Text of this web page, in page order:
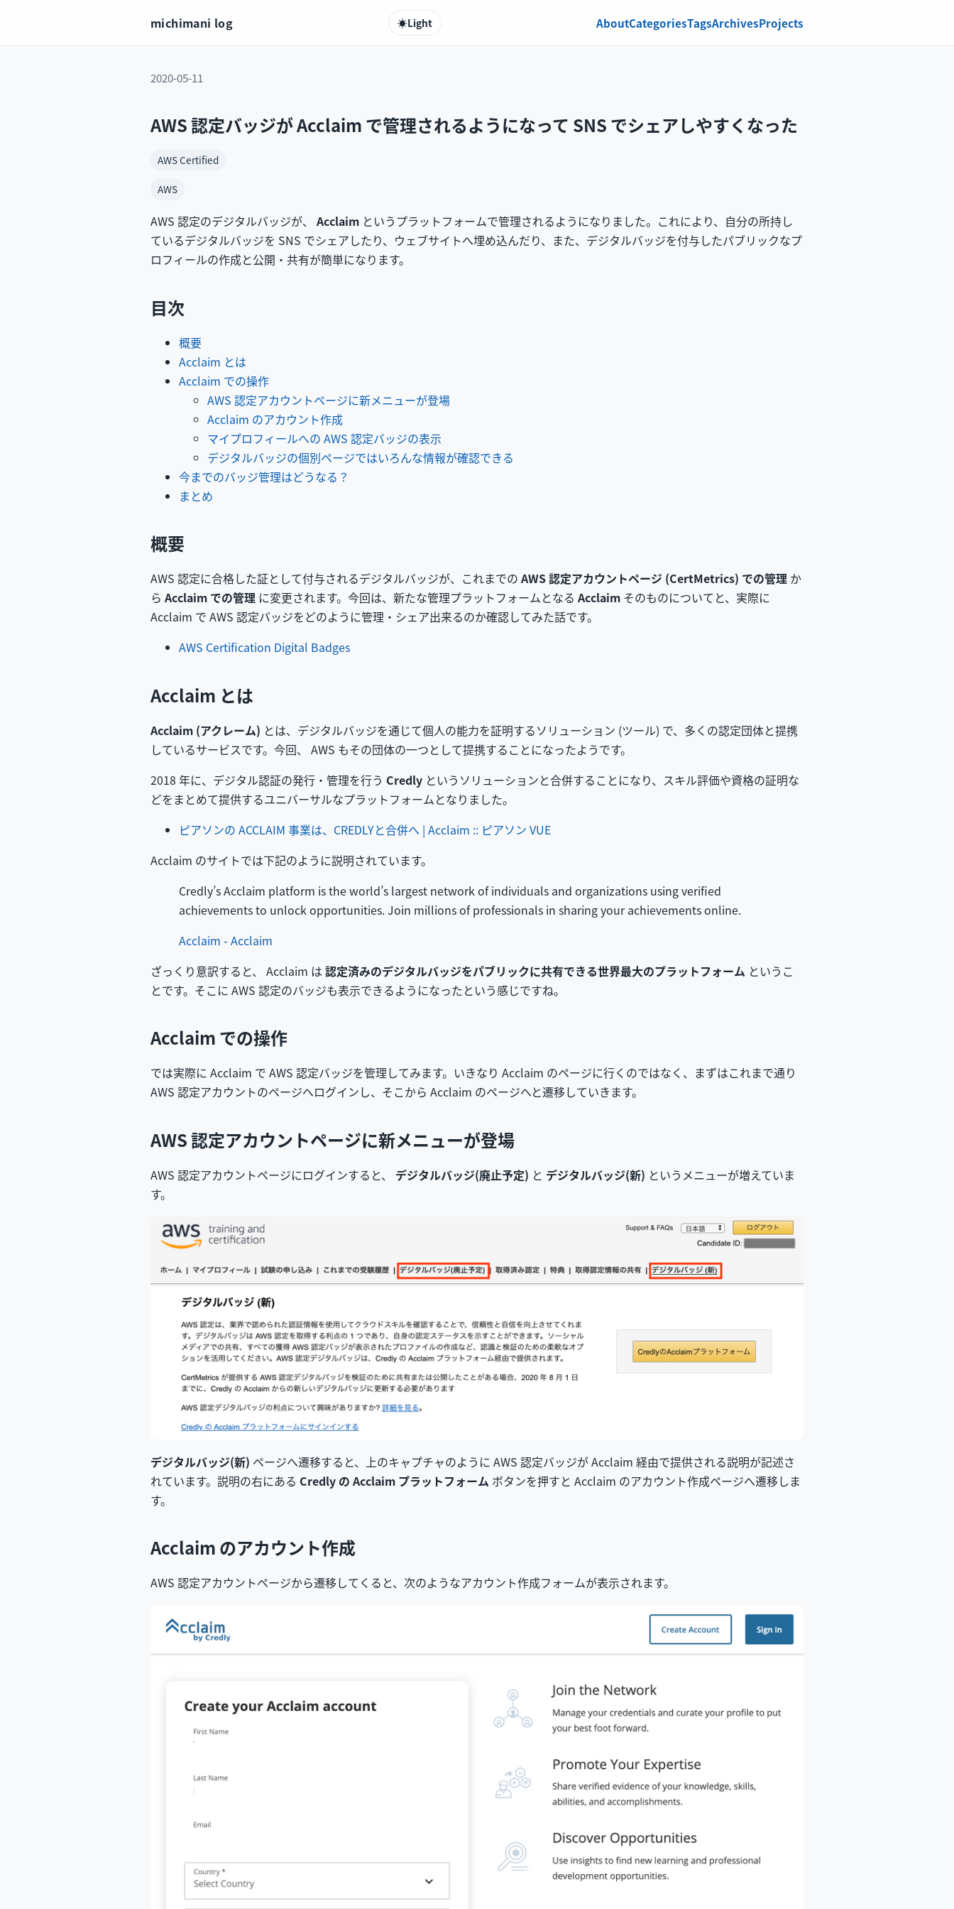
michimani log ☀️Light AboutCategoriesTagsArchivesProjects
2020-05-11
AWS 認定バッジが Acclaim で管理されるようになって SNS でシェアしやすくなった
AWS Certified
AWS
AWS 認定のデジタルバッジが、 Acclaim というプラットフォームで管理されるようになりました。これにより、自分の所持し
ているデジタルバッジを SNS でシェアしたり、ウェブサイトへ埋め込んだり、また、デジタルバッジを付与したパブリックなプ
ロフィールの作成と公開・共有が簡単になります。
目次
概要
Acclaim とは
Acclaim での操作
AWS 認定アカウントページに新メニューが登場
Acclaim のアカウント作成
マイプロフィールへの AWS 認定バッジの表示
デジタルバッジの個別ページではいろんな情報が確認できる
今までのバッジ管理はどうなる？
まとめ
概要
AWS 認定に合格した証として付与されるデジタルバッジが、これまでの AWS 認定アカウントページ (CertMetrics) での管理 か
ら Acclaim での管理 に変更されます。今回は、新たな管理プラットフォームとなる Acclaim そのものについてと、実際に
Acclaim で AWS 認定バッジをどのように管理・シェア出来るのか確認してみた話です。
AWS Certification Digital Badges
Acclaim とは
Acclaim (アクレーム) とは、デジタルバッジを通じて個人の能力を証明するソリューション (ツール) で、多くの認定団体と提携
しているサービスです。今回、 AWS もその団体の一つとして提携することになったようです。
2018 年に、デジタル認証の発行・管理を行う Credly というソリューションと合併することになり、スキル評価や資格の証明な
どをまとめて提供するユニバーサルなプラットフォームとなりました。
ピアソンの ACCLAIM 事業は、CREDLYと合併へ | Acclaim :: ピアソン VUE
Acclaim のサイトでは下記のように説明されています。
Credly’s Acclaim platform is the world’s largest network of individuals and organizations using verified
achievements to unlock opportunities. Join millions of professionals in sharing your achievements online.
Acclaim - Acclaim
ざっくり意訳すると、 Acclaim は 認定済みのデジタルバッジをパブリックに共有できる世界最大のプラットフォーム というこ
とです。そこに AWS 認定のバッジも表示できるようになったという感じですね。
Acclaim での操作
では実際に Acclaim で AWS 認定バッジを管理してみます。いきなり Acclaim のページに行くのではなく、まずはこれまで通り
AWS 認定アカウントのページへログインし、そこから Acclaim のページへと遷移していきます。
AWS 認定アカウントページに新メニューが登場
AWS 認定アカウントページにログインすると、 デジタルバッジ(廃止予定) と デジタルバッジ(新) というメニューが増えていま
す。
デジタルバッジ(新) ページへ遷移すると、上のキャプチャのように AWS 認定バッジが Acclaim 経由で提供される説明が記述さ
れています。説明の右にある Credly の Acclaim プラットフォーム ボタンを押すと Acclaim のアカウント作成ページへ遷移しま
す。
Acclaim のアカウント作成
AWS 認定アカウントページから遷移してくると、次のようなアカウント作成フォームが表示されます。